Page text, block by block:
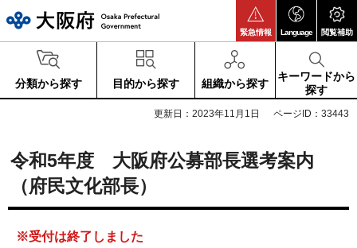
緊急情報 Language 閲覧補助
分類から探す 目的から探す 組織から探す
キーワードから
探す
更新日：2023年11月1日 ページID：33443
令和5年度 大阪府公募部長選考案内
（府民文化部長）
※受付は終了しました